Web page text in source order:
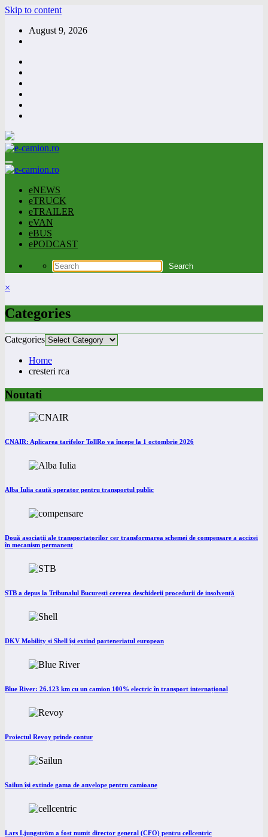
Skip to content
August 9, 2026
eNEWS
eTRUCK
eTRAILER
eVAN
eBUS
ePODCAST
×
Categories
Categories
Home
cresteri rca
Noutati
CNAIR: Aplicarea tarifelor TollRo va începe la 1 octombrie 2026
Alba Iulia caută operator pentru transportul public
Două asociații ale transportatorilor cer transformarea schemei de compensare a accizei
în mecanism permanent
STB a depus la Tribunalul București cererea deschiderii procedurii de insolvență
DKV Mobility și Shell își extind parteneriatul european
Blue River: 26.123 km cu un camion 100% electric în transport internațional
Proiectul Revoy prinde contur
Sailun își extinde gama de anvelope pentru camioane
Lars Ljungström a fost numit director general (CFO) pentru cellcentric